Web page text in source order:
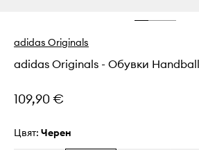
adidas Originals
adidas Originals - Обувки Handball
109,90 €
Цвят: черен